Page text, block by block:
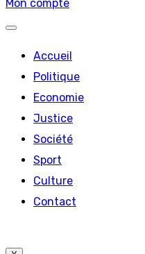
Mon compte
Accueil
Politique
Economie
Justice
Société
Sport
Culture
Contact